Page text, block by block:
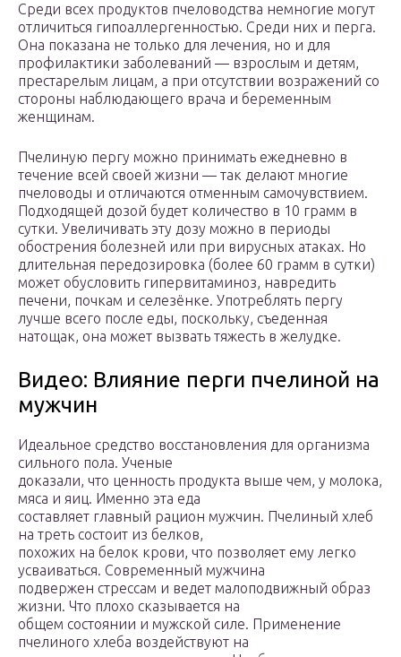
Среди всех продуктов пчеловодства немногие могут
отличиться гипоаллергенностью. Среди них и перга.
Она показана не только для лечения, но и для
профилактики заболеваний — взрослым и детям,
престарелым лицам, а при отсутствии возражений со
стороны наблюдающего врача и беременным
женщинам.
Пчелиную пергу можно принимать ежедневно в
течение всей своей жизни — так делают многие
пчеловоды и отличаются отменным самочувствием.
Подходящей дозой будет количество в 10 грамм в
сутки. Увеличивать эту дозу можно в периоды
обострения болезней или при вирусных атаках. Но
длительная передозировка (более 60 грамм в сутки)
может обусловить гипервитаминоз, навредить
печени, почкам и селезёнке. Употреблять пергу
лучше всего после еды, поскольку, съеденная
натощак, она может вызвать тяжесть в желудке.
Видео: Влияние перги пчелиной на
мужчин
Идеальное средство восстановления для организма
сильного пола. Ученые
доказали, что ценность продукта выше чем, у молока,
мяса и яиц. Именно эта еда
составляет главный рацион мужчин. Пчелиный хлеб
на треть состоит из белков,
похожих на белок крови, что позволяет ему легко
усваиваться. Современный мужчина
подвержен стрессам и ведет малоподвижный образ
жизни. Что плохо сказывается на
общем состоянии и мужской силе. Применение
пчелиного хлеба воздействуют на